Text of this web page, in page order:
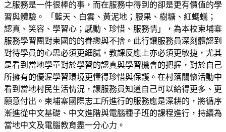
之服務是一件很棒的事，而在服務中得到的卻是更有價值的學
習與體驗。 「藍天、白雲、黃泥地；腰果、樹糖、紅螞蟻；
認真、笑容、學習心；感動、珍惜、服務情」，為本校柬埔寨
服務學習團對柬國的的眷戀與不捨。此行讓服務員深刻體認到
對待學員的心思必須更細膩，教課反應上亦必須更敏捷，尤其
是看到當地學童對於學習的認真與學習機會的把握，對於自己
所擁有的優渥學習環境更懂得珍惜與保護。在村落關懷活動中
看到當地村民生活情況，讓服務員知道自己可以給得更多、更
願意付出。柬埔寨國際志工所進行的服務應是深耕的，將循序
漸進從中文基礎、中文進階與電腦種子班的課程進行，持續為
當地中文及電腦教育盡一分心力。